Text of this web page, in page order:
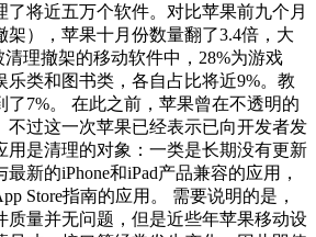
了将近五万个软件。对比苹果前九个月
架），苹果十月份数量翻了3.4倍，大
清理撤架的移动软件中，28%为游戏
乐类和图书类，各自占比将近9%。教
了7%。 在此之前，苹果曾在不透明的
不过这一次苹果已经表示已向开发者发
用是清理的对象：一类是长期没有更新
新的iPhone和iPad产品兼容的应用，
Store指南的应用。 需要说明的是，
质量并无问题，但是近些年苹果移动设